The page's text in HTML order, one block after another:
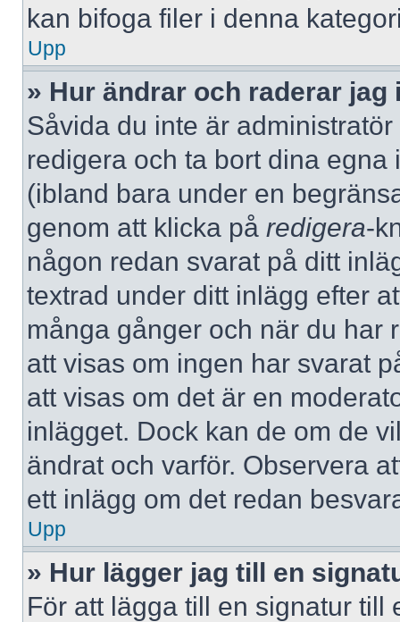
kan bifoga filer i denna
Upp
» Hur ändrar och raderar jag
Såvida du inte är
redigera och ta bort dina
(ibland bara under en
genom att klicka på redigera-
någon redan svarat på ditt
textrad under ditt inlägg efter
många gånger och när du har
att visas om ingen har svarat
att visas om det är en
inlägget. Dock kan de om de
ändrat och varför. Observera
ett inlägg om det redan
Upp
» Hur lägger jag till en
För att lägga till en signatur till